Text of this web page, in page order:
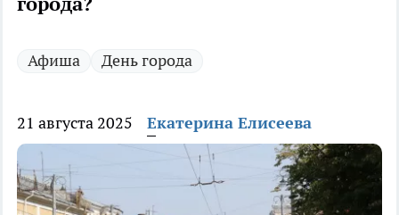
Афиша День города
21 августа 2025 Екатерина Елисеева